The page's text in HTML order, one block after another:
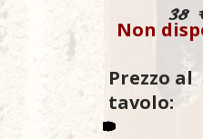
38
Non
Prezzo al
tavolo: